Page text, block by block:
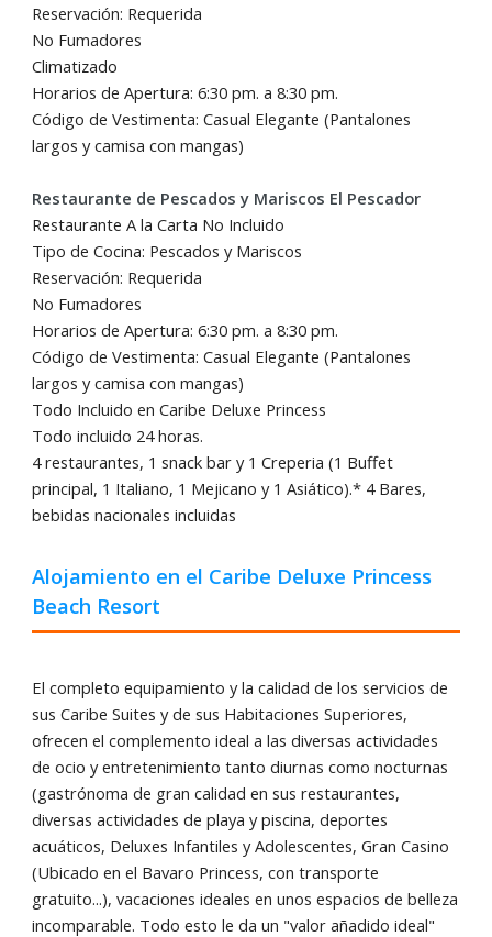
Reservación: Requerida
No Fumadores
Climatizado
Horarios de Apertura: 6:30 pm. a 8:30 pm.
Código de Vestimenta: Casual Elegante (Pantalones
largos y camisa con mangas)
Restaurante de Pescados y Mariscos El Pescador
Restaurante A la Carta No Incluido
Tipo de Cocina: Pescados y Mariscos
Reservación: Requerida
No Fumadores
Horarios de Apertura: 6:30 pm. a 8:30 pm.
Código de Vestimenta: Casual Elegante (Pantalones
largos y camisa con mangas)
Todo Incluido en Caribe Deluxe Princess
Todo incluido 24 horas.
4 restaurantes, 1 snack bar y 1 Creperia (1 Buffet
principal, 1 Italiano, 1 Mejicano y 1 Asiático).* 4 Bares,
bebidas nacionales incluidas
Alojamiento en el Caribe Deluxe Princess
Beach Resort
El completo equipamiento y la calidad de los servicios de
sus Caribe Suites y de sus Habitaciones Superiores,
ofrecen el complemento ideal a las diversas actividades
de ocio y entretenimiento tanto diurnas como nocturnas
(gastrónoma de gran calidad en sus restaurantes,
diversas actividades de playa y piscina, deportes
acuáticos, Deluxes Infantiles y Adolescentes, Gran Casino
(Ubicado en el Bavaro Princess, con transporte
gratuito...), vacaciones ideales en unos espacios de belleza
incomparable. Todo esto le da un "valor añadido ideal"